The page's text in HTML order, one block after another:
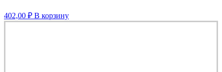
402,00 ₽ В корзину